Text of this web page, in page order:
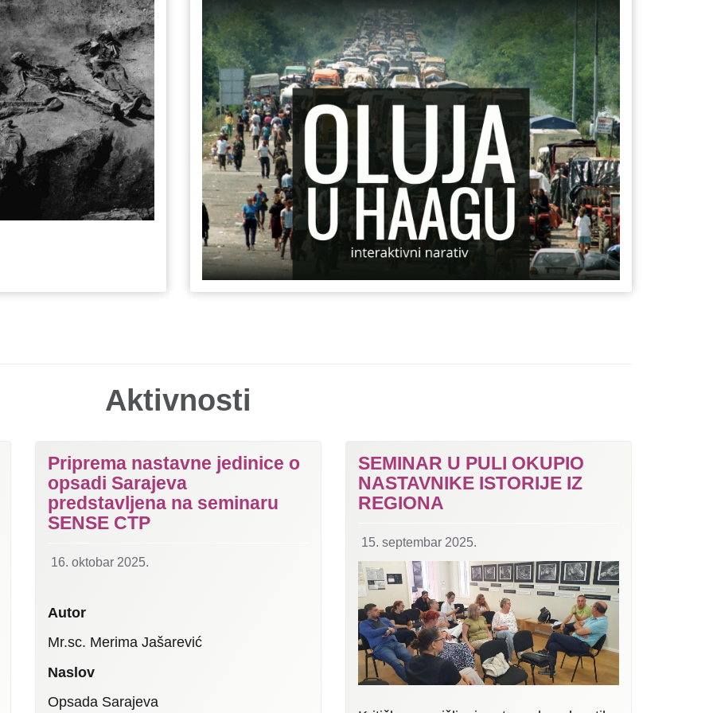
Aktivnosti
Priprema nastavne jedinice o
opsadi Sarajeva
predstavljena na seminaru
SENSE CTP
16. oktobar 2025.
Autor
Mr.sc. Merima Jašarević
Naslov
Opsada Sarajeva
SEMINAR U PULI OKUPIO
NASTAVNIKE ISTORIJE IZ
REGIONA
15. septembar 2025.